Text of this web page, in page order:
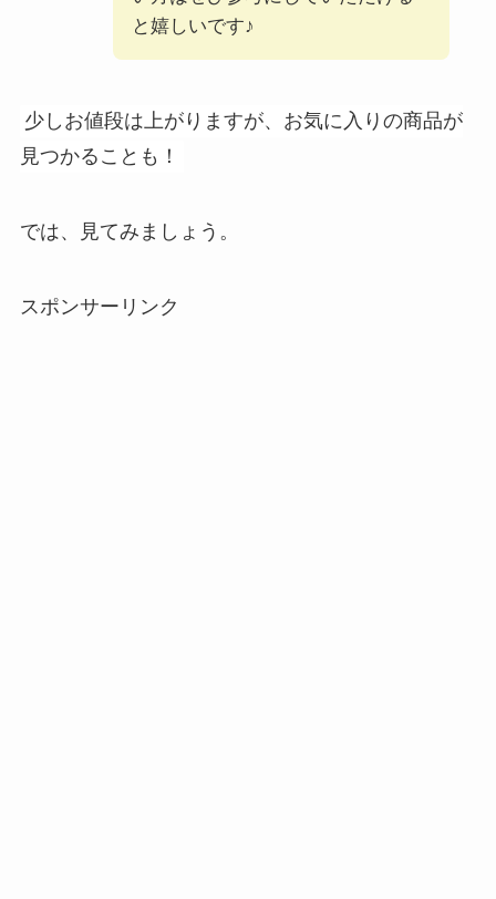
と嬉しいです♪
少しお値段は上がりますが、お気に入りの商品が
見つかることも！
では、見てみましょう。
スポンサーリンク